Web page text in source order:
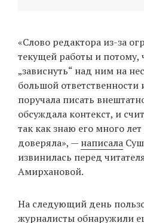
«Слово редактора из-за
текущей работы и потому,
„зависнуть“ над ним на
большой ответственности
поручала писать
обсуждала контекст, и
так как знаю его много
доверяла», — написала
извинилась перед
Амирхановой.
На следующий день
журналисты обнаружили